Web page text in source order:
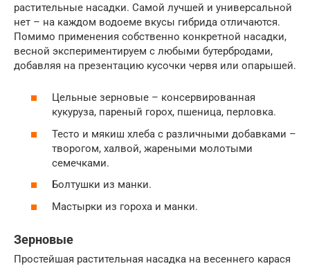
растительные насадки. Самой лучшей и универсальной
нет – на каждом водоеме вкусы гибрида отличаются.
Помимо применения собственно конкретной насадки,
весной экспериментируем с любыми бутербродами,
добавляя на презентацию кусочки червя или опарышей.
Цельные зерновые – консервированная
кукуруза, пареный горох, пшеница, перловка.
Тесто и мякиш хлеба с различными добавками –
творогом, халвой, жареными молотыми
семечками.
Болтушки из манки.
Мастырки из гороха и манки.
Зерновые
Простейшая растительная насадка на весеннего карася